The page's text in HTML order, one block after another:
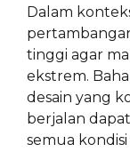
Dalam
tinggi agar
ekstrem.
desain yang
berjalan
semua